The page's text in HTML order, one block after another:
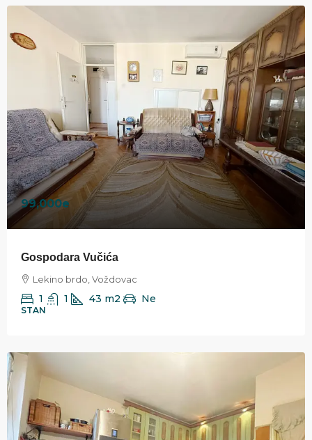
99,000e
Gospodara Vučića
Lekino brdo, Voždovac
1 1 43 m2 Ne
STAN